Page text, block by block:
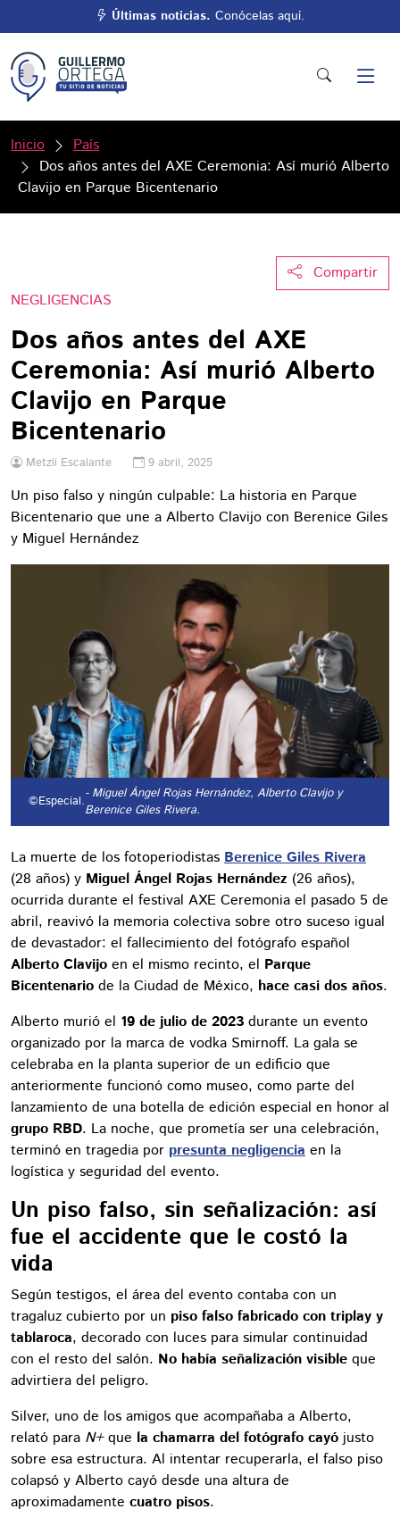
Últimas noticias. Conócelas aquí.
Inicio
País
Dos años antes del AXE Ceremonia: Así murió Alberto
Clavijo en Parque Bicentenario
Compartir
NEGLIGENCIAS
Dos años antes del AXE
Ceremonia: Así murió Alberto
Clavijo en Parque
Bicentenario
Metzli Escalante 9 abril, 2025
Un piso falso y ningún culpable: La historia en Parque
Bicentenario que une a Alberto Clavijo con Berenice Giles
y Miguel Hernández
©Especial.- Miguel Ángel Rojas Hernández, Alberto Clavijo y
Berenice Giles Rivera.
La muerte de los fotoperiodistas Berenice Giles Rivera
(28 años) y Miguel Ángel Rojas Hernández (26 años),
ocurrida durante el festival AXE Ceremonia el pasado 5 de
abril, reavivó la memoria colectiva sobre otro suceso igual
de devastador: el fallecimiento del fotógrafo español
Alberto Clavijo en el mismo recinto, el Parque
Bicentenario de la Ciudad de México, hace casi dos años.
Alberto murió el 19 de julio de 2023 durante un evento
organizado por la marca de vodka Smirnoff. La gala se
celebraba en la planta superior de un edificio que
anteriormente funcionó como museo, como parte del
lanzamiento de una botella de edición especial en honor al
grupo RBD. La noche, que prometía ser una celebración,
terminó en tragedia por presunta negligencia en la
logística y seguridad del evento.
Un piso falso, sin señalización: así
fue el accidente que le costó la
vida
Según testigos, el área del evento contaba con un
tragaluz cubierto por un piso falso fabricado con triplay y
tablaroca, decorado con luces para simular continuidad
con el resto del salón. No había señalización visible que
advirtiera del peligro.
Silver, uno de los amigos que acompañaba a Alberto,
relató para N+que la chamarra del fotógrafo cayó justo
sobre esa estructura. Al intentar recuperarla, el falso piso
colapsó y Alberto cayó desde una altura de
aproximadamente cuatro pisos.